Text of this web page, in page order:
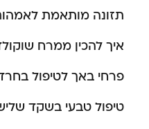
תזונה מותאמת
איך להכין ממרח
פרחי באך לטיפול
טיפול טבעי בשקד